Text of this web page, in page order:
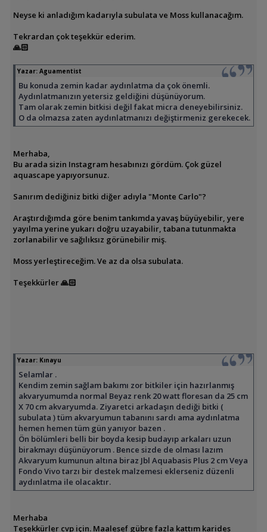
Neyse ki anladığım kadarıyla subulata ve Moss kullanacağım.
Tekrardan çok teşekkür ederim.
🙏🏻
Yazar: Aguamentist
Bu konuda zemin kadar aydınlatma da çok önemli.
Aydınlatmanızın yetersiz geldiğini düşünüyorum.
Tam olarak zemin bitkisi değil fakat micra deneyebilirsiniz.
O da olmazsa zaten aydınlatmanızı değiştirmeniz gerekecek.
Merhaba,
Bu arada sizin Instagram hesabınızı gördüm. Çok güzel
aquascape yapıyorsunuz.
Sanırım dediğiniz bitki diğer adıyla "Monte Carlo"?
Araştırdığımda göre benim tankımda yavaş büyüyebilir, yere
yayılma yerine yukarı doğru uzayabilir, tabana tutunmakta
zorlanabilir ve sağılıksız görünebilir miş.
Moss yerleştireceğim. Ve az da olsa subulata.
Teşekkürler 🙏🏻
Yazar: Kınayu
Selamlar .
Kendim zemin sağlam bakımı zor bitkiler için hazırlanmış
akvaryumumda normal Beyaz renk 20 watt floresan da 25 cm
X 70 cm akvaryumda. Ziyaretci arkadaşın dediği bitki (
subulata ) tüm akvaryumun tabanını sardı ama aydınlatma
hemen hemen tüm gün yanıyor bazen .
Ön bölümleri belli bir boyda kesip budayıp arkaları uzun
birakmayı düşünüyorum . Bence sizde de olması lazım
Akvaryum kumunun altına biraz Jbl Aquabasis Plus 2 cm Veya
Fondo Vivo tarzı bir destek malzemesi eklerseniz düzenli
aydınlatma ile olacaktır.
Merhaba
Teşekkürler cvp için. Maalesef gübre fazla kattım karides